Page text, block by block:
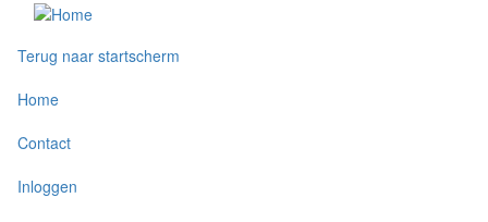
Overslaan
naar
inhoud
Groot nieuws: nieuw type Xnapda-filmpje met
teaservideo van onze eerste reeks liedjes, veel
Gebruikersmenu
Terug naar startscherm
Home
Contact
Inloggen